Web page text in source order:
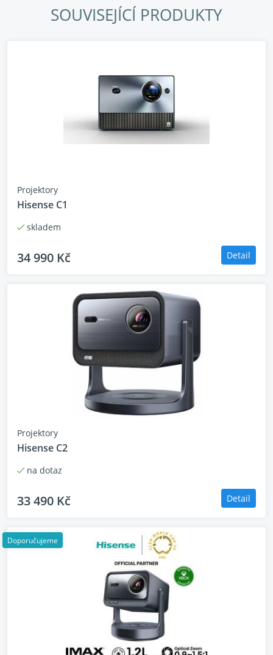
SOUVISEJÍCÍ PRODUKTY
Projektory
Hisense C1
skladem
34 990 Kč Detail
Projektory
Hisense C2
na dotaz
33 490 Kč Detail
Doporučujeme